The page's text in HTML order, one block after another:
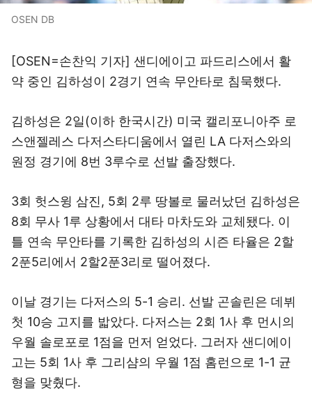
OSEN DB
[OSEN=손찬익 기자] 샌디에이고 파드리스에서 활
약 중인 김하성이 2경기 연속 무안타로 침묵했다.
김하성은 2일(이하 한국시간) 미국 캘리포니아주 로
스앤젤레스 다저스타디움에서 열린 LA 다저스와의
원정 경기에 8번 3루수로 선발 출장했다.
3회 헛스윙 삼진, 5회 2루 땅볼로 물러났던 김하성은
8회 무사 1루 상황에서 대타 마차도와 교체됐다. 이
틀 연속 무안타를 기록한 김하성의 시즌 타율은 2할
2푼5리에서 2할2푼3리로 떨어졌다.
이날 경기는 다저스의 5-1 승리. 선발 곤솔린은 데뷔
첫 10승 고지를 밟았다. 다저스는 2회 1사 후 먼시의
우월 솔로포로 1점을 먼저 얻었다. 그러자 샌디에이
고는 5회 1사 후 그리샴의 우월 1점 홈런으로 1-1 균
형을 맞췄다.